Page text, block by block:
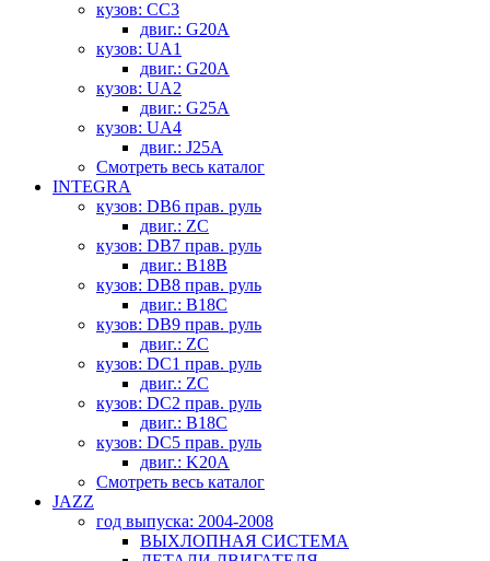
кузов: CC3
двиг.: G20A
кузов: UA1
двиг.: G20A
кузов: UA2
двиг.: G25A
кузов: UA4
двиг.: J25A
Смотреть весь каталог
INTEGRA
кузов: DB6 прав. руль
двиг.: ZC
кузов: DB7 прав. руль
двиг.: B18B
кузов: DB8 прав. руль
двиг.: B18C
кузов: DB9 прав. руль
двиг.: ZC
кузов: DC1 прав. руль
двиг.: ZC
кузов: DC2 прав. руль
двиг.: B18C
кузов: DC5 прав. руль
двиг.: K20A
Смотреть весь каталог
JAZZ
год выпуска: 2004-2008
ВЫХЛОПНАЯ СИСТЕМА